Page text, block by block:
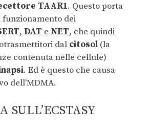
TAAR1. Questo porta
funzionamento dei
, DAT e NET, che quindi
dal citosol (la
contenuta nelle cellule)
. Ed è questo che causa
dell’MDMA.
SULL’ECSTASY